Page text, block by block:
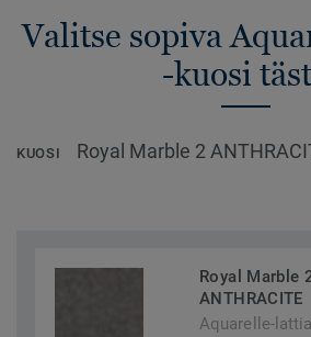
Valitse sopiva
-kuosi
KUOSI Royal Marble 2
Royal Marble
ANTHRACITE
Aquarelle-